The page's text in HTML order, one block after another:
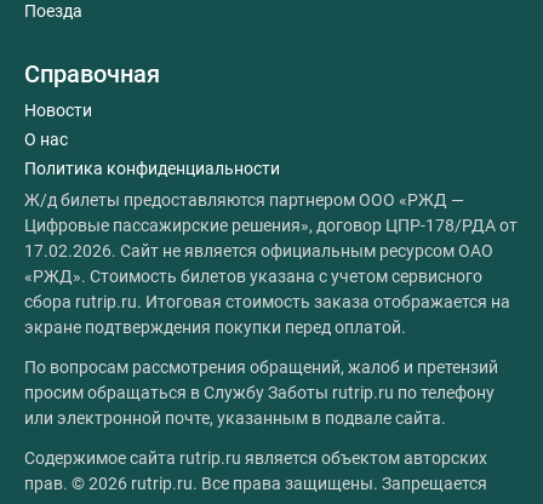
Поезда
Справочная
Новости
О нас
Политика конфиденциальности
Ж/д билеты предоставляются партнером ООО «РЖД —
Цифровые пассажирские решения», договор ЦПР-178/РДА от
17.02.2026. Сайт не является официальным ресурсом ОАО
«РЖД». Стоимость билетов указана с учетом сервисного
сбора rutrip.ru. Итоговая стоимость заказа отображается на
экране подтверждения покупки перед оплатой.
По вопросам рассмотрения обращений, жалоб и претензий
просим обращаться в Службу Заботы rutrip.ru по телефону
или электронной почте, указанным в подвале сайта.
Содержимое сайта rutrip.ru является объектом авторских
прав. © 2026 rutrip.ru. Все права защищены. Запрещается